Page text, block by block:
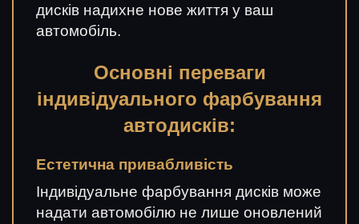
дисків надихне нове життя у ваш
автомобіль.
Основні переваги
індивідуального фарбування
автодисків:
Естетична привабливість
Індивідуальне фарбування дисків може
надати автомобілю не лише оновлений